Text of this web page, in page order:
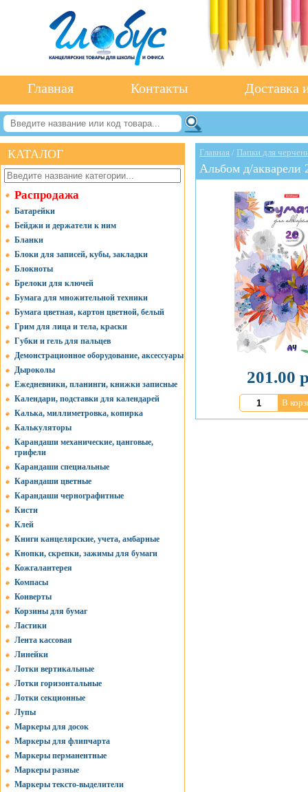
Главная Контакты Доставка
КАТАЛОГ
Распродажа
Батарейки
Бейджи и держатели к ним
Бланки
Блоки для записей, кубы, закладки
Блокноты
Брелоки для ключей
Бумага для множительной техники
Бумага цветная, картон цветной, белый
Грим для лица и тела, краски
Губки и гель для пальцев
Демонстрационное оборудование, аксессуары
Дыроколы
Ежедневники, планинги, книжки записные
Календари, подставки для календарей
Калька, миллиметровка, копирка
Калькуляторы
Карандаши механические, цанговые,
грифели
Карандаши специальные
Карандаши цветные
Карандаши чернографитные
Кисти
Клей
Книги канцелярские, учета, амбарные
Кнопки, скрепки, зажимы для бумаги
Кожгалантерея
Компасы
Конверты
Корзины для бумаг
Ластики
Лента кассовая
Линейки
Лотки вертикальные
Лотки горизонтальные
Лотки секционные
Лупы
Маркеры для досок
Маркеры для флипчарта
Маркеры перманентные
Маркеры разные
Маркеры тексто-выделители
Главная / Папки для
Альбом д/
201.00
В